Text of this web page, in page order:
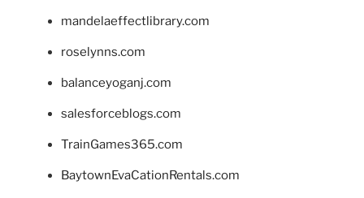
mandelaeffectlibrary.com
roselynns.com
balanceyoganj.com
salesforceblogs.com
TrainGames365.com
BaytownEvaCationRentals.com